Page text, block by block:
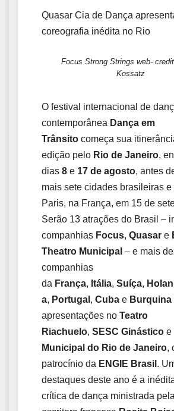
Quasar Cia de Dança
coreografia inédita no Rio
Focus Strong Strings web-
Kossatz
O festival internacional de
contemporânea Dança em
Trânsito começa sua
edição pelo Rio de Janeiro,
dias 8 e 17 de agosto, antes
mais sete cidades brasileiras e
Paris, na França, em 15 de
Serão 13 atrações do Brasil –
companhias Focus, Quasar e
Theatro Municipal – e mais
companhias
da França, Itália, Suíça,
a, Portugal , Cuba e Burquina
apresentações no Teatro
Riachuelo, SESC Ginástico e
Municipal do Rio de Janeiro,
patrocínio da ENGIE Brasil .
destaques deste ano é a
crítica de dança ministrada